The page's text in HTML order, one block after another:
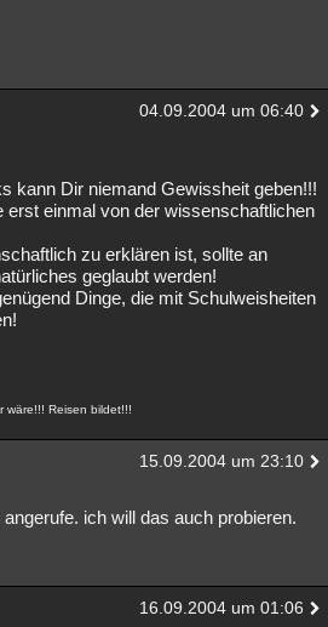
04.09.2004 um 06:40
kann Dir niemand Gewissheit geben!!!
erst einmal von der wissenschaftlichen
zu erklären ist, sollte an
geglaubt werden!
Dinge, die mit Schulweisheiten
wäre!!! Reisen bildet!!!
15.09.2004 um 23:10
ich will das auch probieren.
16.09.2004 um 01:06